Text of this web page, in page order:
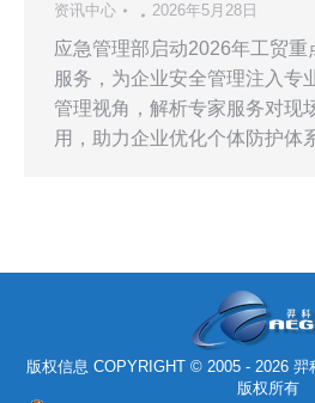
资讯中心 2026年5月28日
应急管理部启动2026年工贸重
服务，为企业安全管理注入专
管理视角，解析专家服务对现
用，助力企业优化个体防护体
版权信息 COPYRIGHT © 2005 - 2026
版权所有